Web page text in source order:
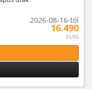
2026-08-16-tól
16.490
Ft/fő